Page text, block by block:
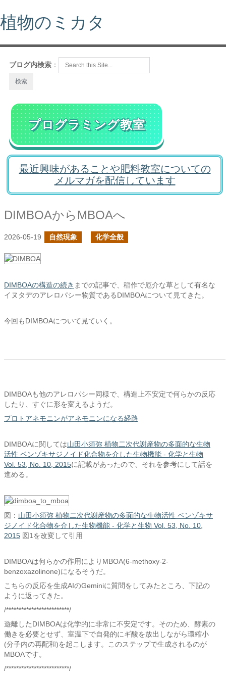
植物のミカタ
ブログ内検索 ：
プログラミング教室
最近興味があることや肥料教室についての
メルマガを配信しています
DIMBOAからMBOAへ
2026-05-19 自然現象 化学全般
DIMBOAの構造の続き までの記事で、稲作で厄介な草として有名な
イヌタデのアレロパシー物質であるDIMBOAについて見てきた。
今回もDIMBOAについて見ていく。
DIMBOAも他のアレロパシー同様で、構造上不安定で何らかの反応
したり、すぐに形を変えるようだ。
プロトアネモニンがアネモニンになる経路
DIMBOAに関しては山田小須弥 植物二次代謝産物の多面的な生物
活性 ベンゾキサジノイド化合物を介した生物機能 - 化学と生物
Vol. 53, No. 10, 2015に記載があったので、それを参考にして話を
進める。
図： 山田小須弥 植物二次代謝産物の多面的な生物活性 ベンゾキサ
ジノイド化合物を介した生物機能 - 化学と生物 Vol. 53, No. 10,
2015 図1を改変して引用
DIMBOAは何らかの作用によりMBOA(6-methoxy-2-
benzoxazolinone)になるそうだ。
こちらの反応を生成AIのGeminiに質問をしてみたところ、下記の
ように返ってきた。
/*************************/
遊離したDIMBOAは化学的に非常に不安定です。そのため、酵素の
働きを必要とせず、室温下で自発的にギ酸を放出しながら環縮小
(分子内の再配和)を起こします。このステップで生成されるのが
MBOAです。
/*************************/